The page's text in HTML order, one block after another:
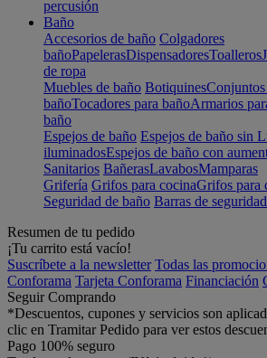
percusión
Baño
Accesorios de baño Colgadores
bañoPapelerasDispensadoresToalleros
de ropa
Muebles de baño BotiquinesConjuntos
bañoTocadores para bañoArmarios
baño
Espejos de baño Espejos de baño sin
iluminadosEspejos de baño con
Sanitarios BañerasLavabosMamparas
Grifería Grifos para cocinaGrifos para
Seguridad de baño Barras de
Resumen de tu pedido
¡Tu carrito está vacío!
Suscríbete a la newsletter Todas las
Conforama Tarjeta Conforama Financiación
Seguir Comprando
*Descuentos, cupones y servicios son
clic en Tramitar Pedido para ver estos
Pago 100% seguro